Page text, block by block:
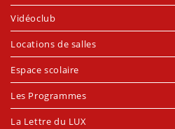
Vidéoclub
Locations de salles
Espace scolaire
Les Programmes
La Lettre du LUX